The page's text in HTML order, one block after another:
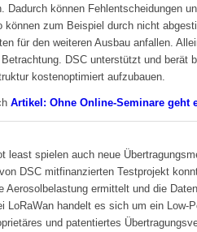
Dadurch können Fehlentscheidungen
können zum Beispiel durch nicht
für den weiteren Ausbau anfallen.
Betrachtung. DSC unterstützt und berät
kostenoptimiert aufzubauen.
Artikel: Ohne Online-Seminare geht
least spielen auch neue
DSC mitfinanzierten Testprojekt
Aerosolbelastung ermittelt und die
LoRaWan handelt es sich um ein
und patentiertes